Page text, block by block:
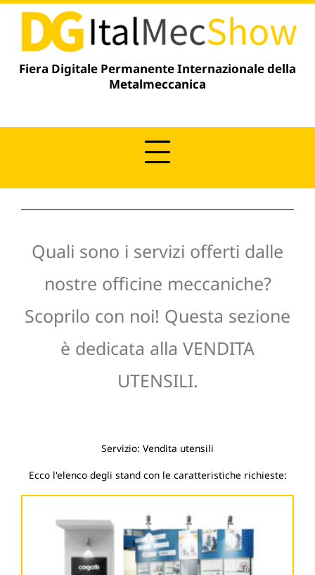
contenuto
Vai
contenuto
Fiera Digitale Permanente Internazionale della
Metalmeccanica
Quali sono i servizi offerti dalle
nostre officine meccaniche?
Scoprilo con noi! Questa sezione
è dedicata alla VENDITA
UTENSILI.
Servizio: Vendita utensili
Ecco l'elenco degli stand con le caratteristiche richieste: